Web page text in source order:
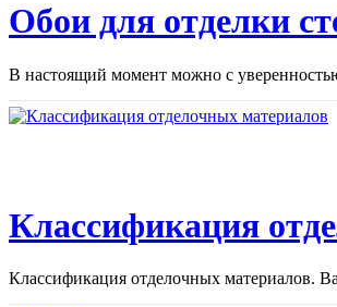
Обои для отделки
В настоящий момент можно с
Классификация
Классификация отделочных материалов.